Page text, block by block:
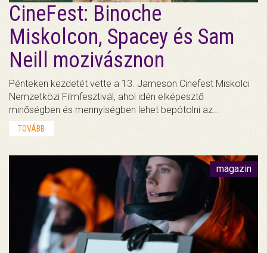
CineFest: Binoche
Miskolcon, Spacey és Sam
Neill mozivásznon
Pénteken kezdetét vette a 13. Jameson Cinefest Miskolci
Nemzetközi Filmfesztivál, ahol idén elképesztő
minőségben és mennyiségben lehet bepótolni az…
TOVÁBB
magazin